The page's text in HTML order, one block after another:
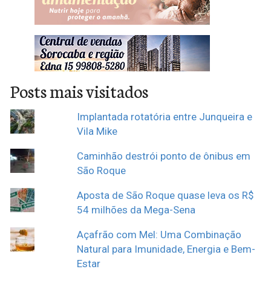
Posts mais visitados
Implantada rotatória entre Junqueira e
Vila Mike
Caminhão destrói ponto de ônibus em
São Roque
Aposta de São Roque quase leva os R$
54 milhões da Mega-Sena
Açafrão com Mel: Uma Combinação
Natural para Imunidade, Energia e Bem-
Estar